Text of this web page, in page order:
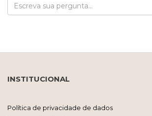
INSTITUCIONAL
Política de privacidade de dados